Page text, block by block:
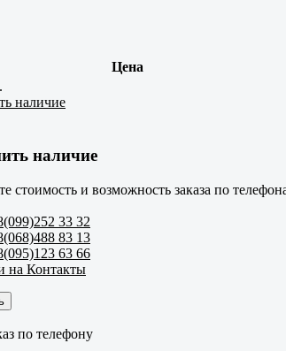
Цена
наличие
наличие
стоимость и возможность заказа по
33 32
83 13
63 66
на Контакты
по телефону